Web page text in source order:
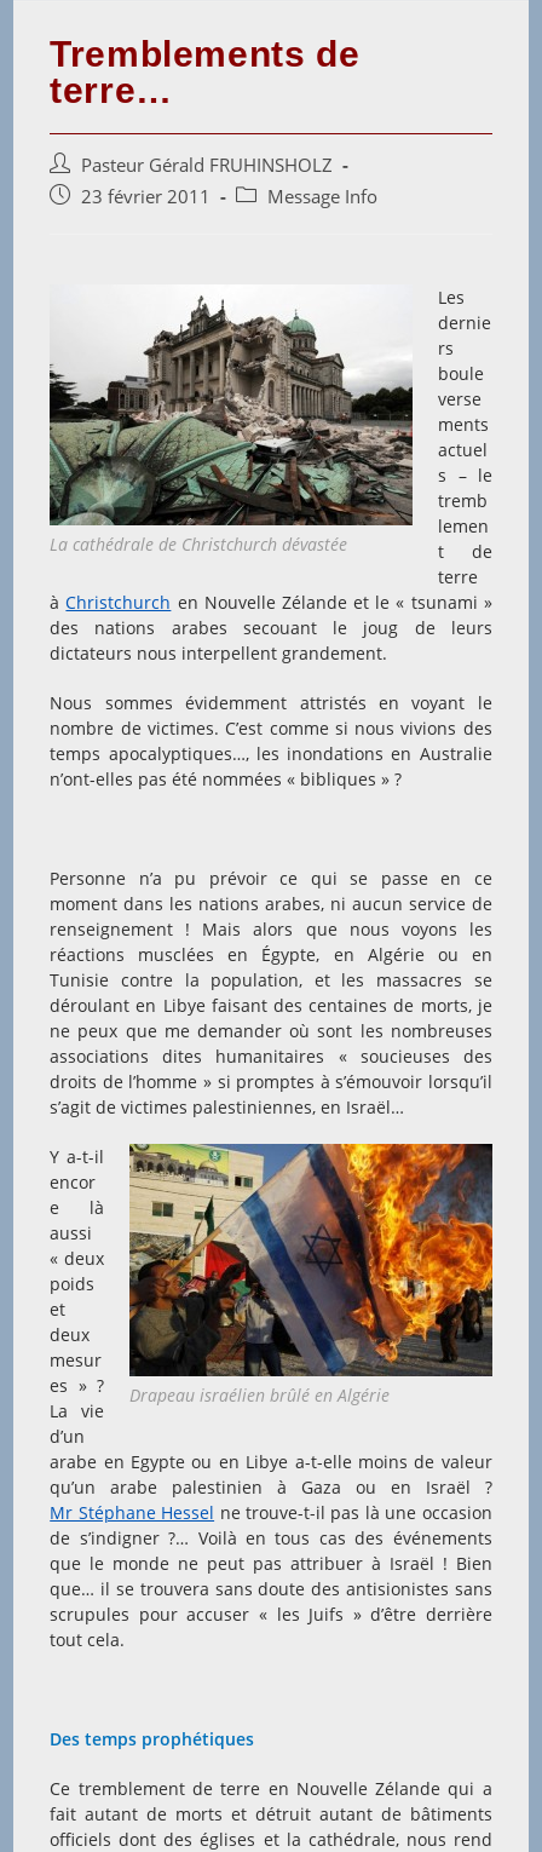
Tremblements de
terre…
Auteur/autrice
de
Pasteur Gérald FRUHINSHOLZ
Post23 février 2011
PostMessage Info
La cathédrale de Christchurch dévastée
Les
dernie
rs
boule
verse
ments
actuel
s – le
tremb
lemen
t de
terre
àChristchurch en Nouvelle Zélande et le « tsunami »
des nations arabes secouant le joug de leurs
dictateurs nous interpellent grandement.
Nous sommes évidemment attristés en voyant le
nombre de victimes. C’est comme si nous vivions des
temps apocalyptiques…, les inondations en Australie
n’ont-elles pas été nommées « bibliques » ?
Personne n’a pu prévoir ce qui se passe en ce
moment dans les nations arabes, ni aucun service de
renseignement ! Mais alors que nous voyons les
réactions musclées en Égypte, en Algérie ou en
Tunisie contre la population, et les massacres se
déroulant en Libye faisant des centaines de morts, je
ne peux que me demander où sont les nombreuses
associations dites humanitaires « soucieuses des
droits de l’homme » si promptes à s’émouvoir lorsqu’il
s’agit de victimes palestiniennes, en Israël…
Drapeau israélien brûlé en Algérie
Y a-t-il
encor
e là
aussi
« deux
poids
et
deux
mesur
es » ?
La vie
d’un
arabe en Egypte ou en Libye a-t-elle moins de valeur
qu’un arabe palestinien à Gaza ou en Israël ?
Mr Stéphane Hessel ne trouve-t-il pas là une occasion
de s’indigner ?… Voilà en tous cas des événements
que le monde ne peut pas attribuer à Israël ! Bien
que… il se trouvera sans doute des antisionistes sans
scrupules pour accuser « les Juifs » d’être derrière
tout cela.
Des temps prophétiques
Ce tremblement de terre en Nouvelle Zélande qui a
fait autant de morts et détruit autant de bâtiments
officiels dont des églises et la cathédrale, nous rend